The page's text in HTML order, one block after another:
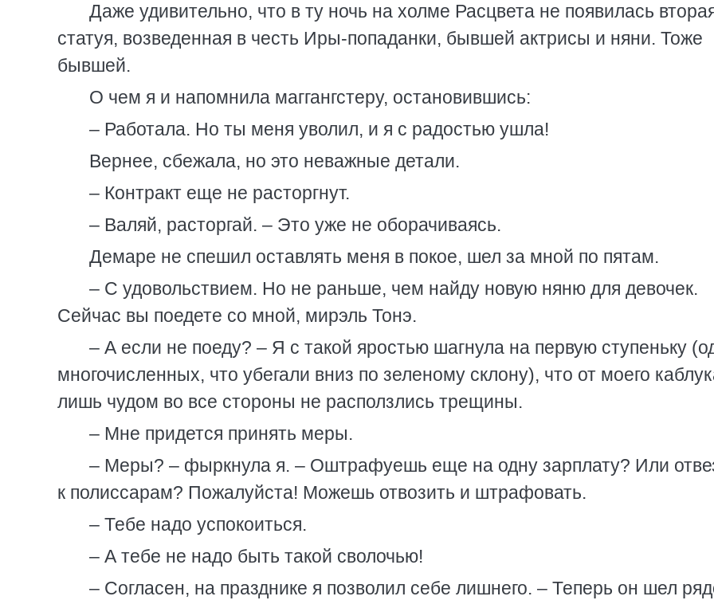
Даже удивительно, что в ту ночь на холме Расцвета не появилась
статуя, возведенная в честь Иры-попаданки, бывшей актрисы и няни. Тоже
бывшей.
О чем я и напомнила маггангстеру, остановившись:
– Работала. Но ты меня уволил, и я с радостью ушла!
Вернее, сбежала, но это неважные детали.
– Контракт еще не расторгнут.
– Валяй, расторгай. – Это уже не оборачиваясь.
Демаре не спешил оставлять меня в покое, шел за мной по пятам.
– С удовольствием. Но не раньше, чем найду новую няню для девочек.
Сейчас вы поедете со мной, мирэль Тонэ.
– А если не поеду? – Я с такой яростью шагнула на первую ступеньку
многочисленных, что убегали вниз по зеленому склону), что от моего
лишь чудом во все стороны не расползлись трещины.
– Мне придется принять меры.
– Меры? – фыркнула я. – Оштрафуешь еще на одну зарплату? Или
к полиссарам? Пожалуйста! Можешь отвозить и штрафовать.
– Тебе надо успокоиться.
– А тебе не надо быть такой сволочью!
– Согласен, на празднике я позволил себе лишнего. – Теперь он шел